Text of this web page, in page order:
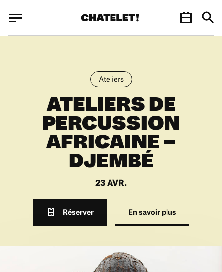
Ateliers
ATELIERS DE
PERCUSSION
AFRICAINE –
DJEMBÉ
23 AVR.
Réserver En savoir plus